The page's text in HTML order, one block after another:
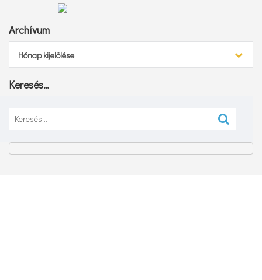
Archívum
Hónap kijelölése
Keresés…
Keresés: